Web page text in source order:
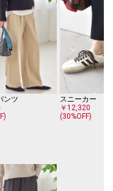
います。
より計測しております。予
行（ねじれ）が生じますの
場合がございます。商品の
。
ずご確認の上、着用又はお
場合がございます。
ンツ
スニーカー
￥12,320
(30%OFF)